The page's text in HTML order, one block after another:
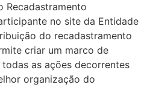
Recadastramento
no site da Entidade
do recadastramento
criar um marco de
as ações decorrentes
organização do